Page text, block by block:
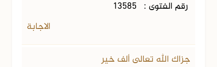
رقم الفتوى : 13585
الاجابة
جزاك الله تعالى ألف خير